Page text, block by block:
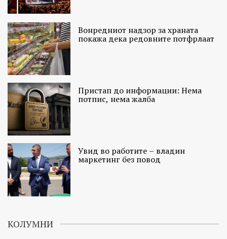
Вонредниот надзор за храната
покажа дека редовните потфрлаат
Пристап до информации: Нема
потпис, нема жалба
Увид во работите – владин
маркетинг без повод
КОЛУМНИ